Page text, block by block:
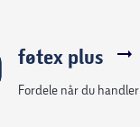
føtex plus
Fordele når du handler